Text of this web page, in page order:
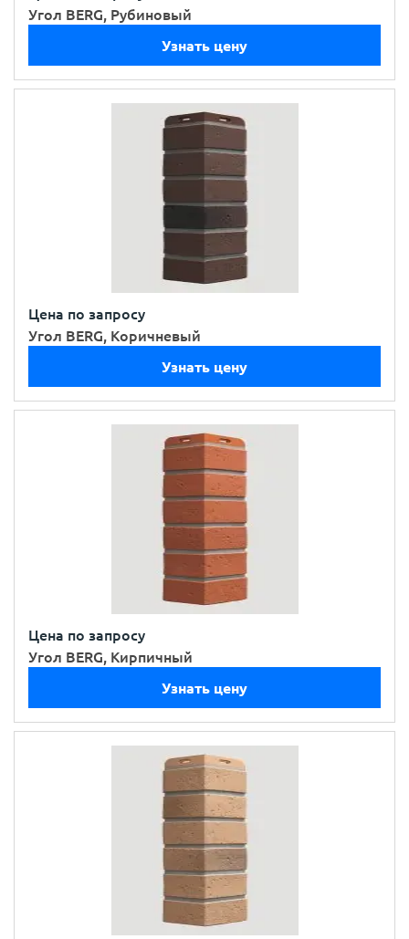
Угол BERG, Рубиновый
Узнать цену
Цена по запросу
Угол BERG, Коричневый
Узнать цену
Цена по запросу
Угол BERG, Кирпичный
Узнать цену